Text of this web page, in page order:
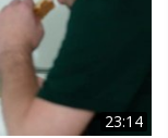
23:14